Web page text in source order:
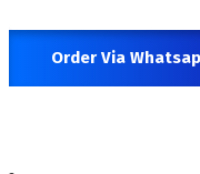
Order Via